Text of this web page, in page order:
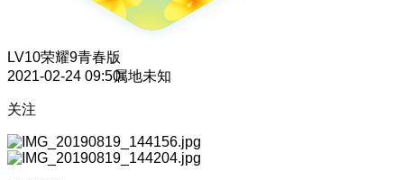
LV10荣耀9青春版
2021-02-24 09:50属地未知
关注